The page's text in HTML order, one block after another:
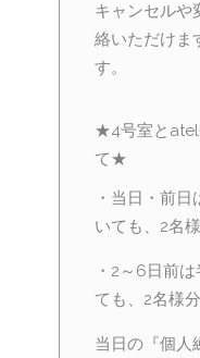
キャンセルや
絡いただけま
す。
★4号室と
て★
・当日・前
いても、2名
・2～6日前
ても、2名様分
当日の『個人